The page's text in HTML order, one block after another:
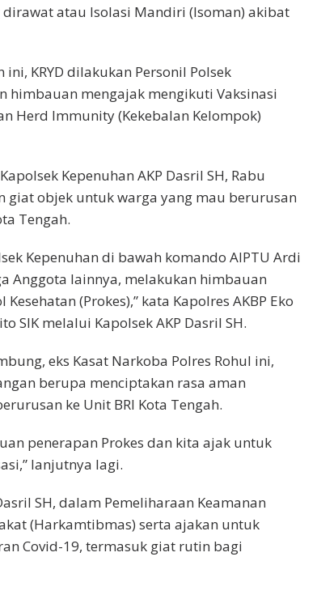
atau Isolasi Mandiri (Isoman) akibat
KRYD dilakukan Personil Polsek
himbauan mengajak mengikuti Vaksinasi
Herd Immunity (Kekebalan Kelompok)
Kepenuhan AKP Dasril SH, Rabu
giat objek untuk warga yang mau berurusan
Tengah.
Kepenuhan di bawah komando AIPTU Ardi
Anggota lainnya, melakukan himbauan
(Prokes),” kata Kapolres AKBP Eko
SIK melalui Kapolsek AKP Dasril SH.
eks Kasat Narkoba Polres Rohul ini,
berupa menciptakan rasa aman
ke Unit BRI Kota Tengah.
penerapan Prokes dan kita ajak untuk
lanjutnya lagi.
SH, dalam Pemeliharaan Keamanan
(Harkamtibmas) serta ajakan untuk
Covid-19, termasuk giat rutin bagi